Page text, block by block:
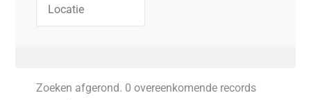
Zoeken afgerond. 0 overeenkomende records